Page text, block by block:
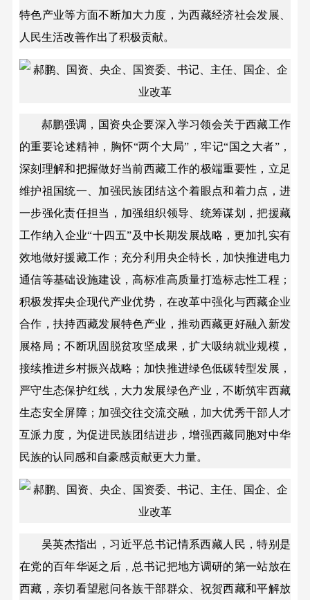
特色产业等方面不断加大力度，为西藏经济社会发展、
人民生活改善作出了积极贡献。
郝鹏强调，国资央企要深入学习领会关于西藏工作
的重要论述精神，胸怀“两个大局”，牢记“国之大者”，
深刻理解和把握做好当前西藏工作的极端重要性，立足
维护祖国统一、加强民族团结这个着眼点和着力点，进
一步强化责任担当，加强组织领导、统筹谋划，把援藏
工作纳入企业“十四五”及中长期发展战略，更加扎实有
效地做好援藏工作；充分利用央企特长，加快推进电力
通信等基础设施建设，高标准高质量打造标志性工程；
积极发挥央企现代产业优势，在改革中强化与西藏企业
合作，扶持西藏发展特色产业，推动西藏更好融入新发
展格局；不断巩固脱贫攻坚成果，扩大吸纳就业规模，
接续推进乡村振兴战略；加快推进绿色低碳转型发展，
严守生态保护红线，大力发展绿色产业，不断筑牢西藏
生态安全屏障；加强交往交流交融，加大优秀干部人才
互派力度，为促进民族团结进步，增强西藏同胞对中华
民族的认同感和自豪感贡献更大力量。
吴英杰指出，习近平总书记情系西藏人民，特别是
在党的百年华诞之后，总书记把地方调研的第一站放在
西藏，亲切看望慰问各族干部群众、祝贺西藏和平解放